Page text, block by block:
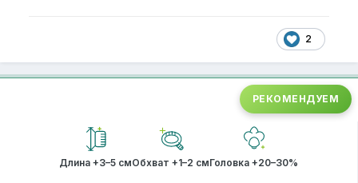
2
РЕКОМЕНДУЕМ
Длина +3–5 смОбхват +1–2 смГоловка +20–30%